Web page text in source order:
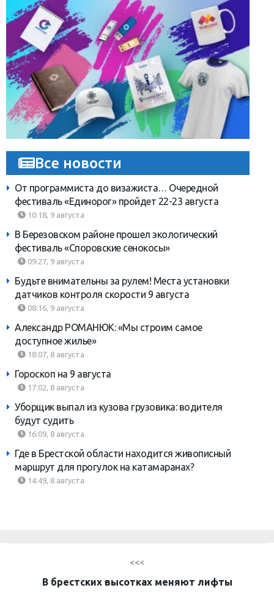
Все новости
От программиста до визажиста… Очередной
фестиваль «Единорог» пройдет 22-23 августа
10:18, 9 августа
В Березовском районе прошел экологический
фестиваль «Споровские сенокосы»
09:27, 9 августа
Будьте внимательны за рулем! Места установки
датчиков контроля скорости 9 августа
08:16, 9 августа
Александр РОМАНЮК: «Мы строим самое
доступное жилье»
18:07, 8 августа
Гороскоп на 9 августа
17:02, 8 августа
Уборщик выпал из кузова грузовика: водителя
будут судить
16:09, 8 августа
Где в Брестской области находится живописный
маршрут для прогулок на катамаранах?
14:49, 8 августа
<<<
В брестских высотках меняют лифты